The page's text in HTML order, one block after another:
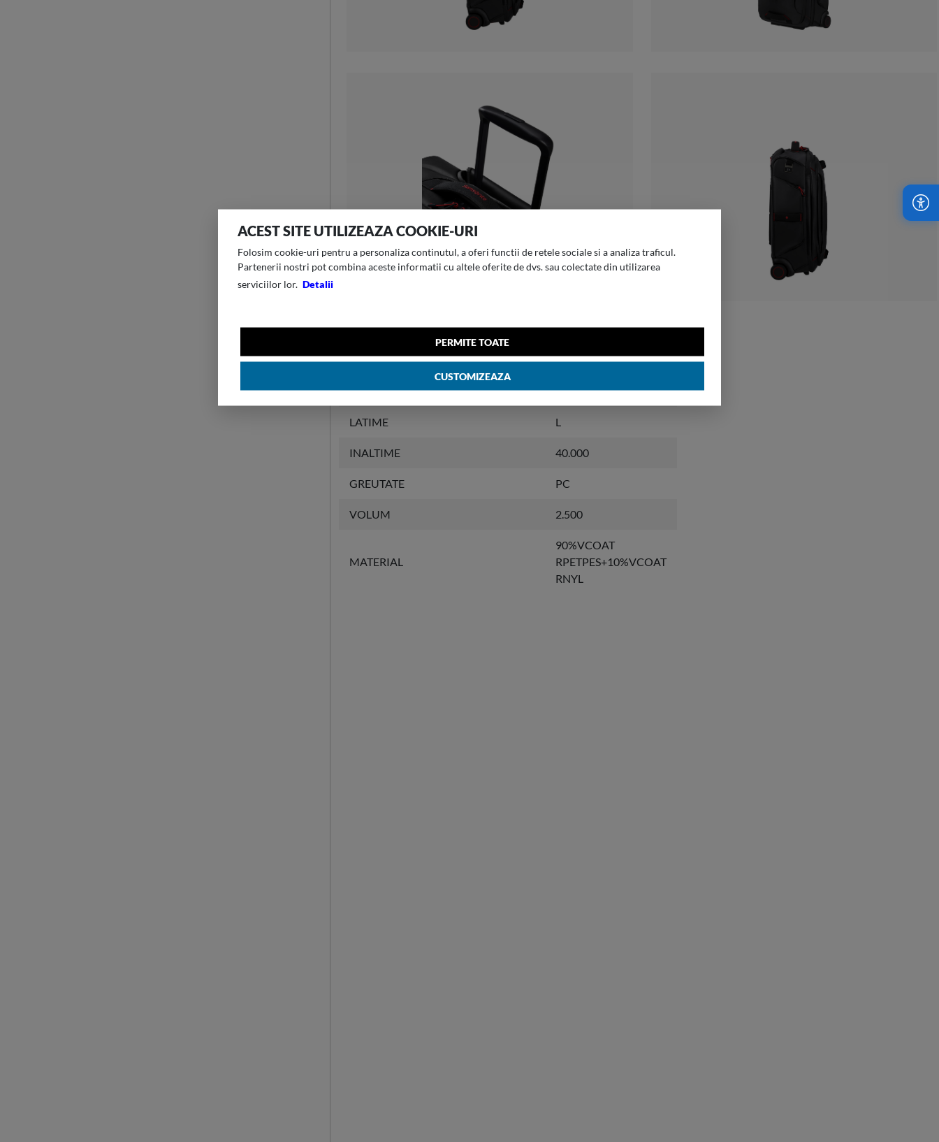
ACEST SITE UTILIZEAZA COOKIE-URI
Folosim cookie-uri pentru a personaliza continutul, a oferi functii de retele sociale si a analiza traficul.
Partenerii nostri pot combina aceste informatii cu altele oferite de dvs. sau colectate din utilizarea
serviciilor lor. Detalii
PERMITE TOATE
CUSTOMIZEAZA
GARANTIE 5 year
LUNGIME 0.000
LATIME L
INALTIME 40.000
GREUTATE PC
VOLUM 2.500
MATERIAL
90%VCOAT
RPETPES+10%VCOAT
RNYL